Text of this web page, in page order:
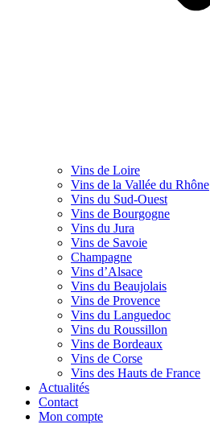
Vins de Loire
Vins de la Vallée du Rhône
Vins du Sud-Ouest
Vins de Bourgogne
Vins du Jura
Vins de Savoie
Champagne
Vins d’Alsace
Vins du Beaujolais
Vins de Provence
Vins du Languedoc
Vins du Roussillon
Vins de Bordeaux
Vins de Corse
Vins des Hauts de France
Actualités
Contact
Mon compte